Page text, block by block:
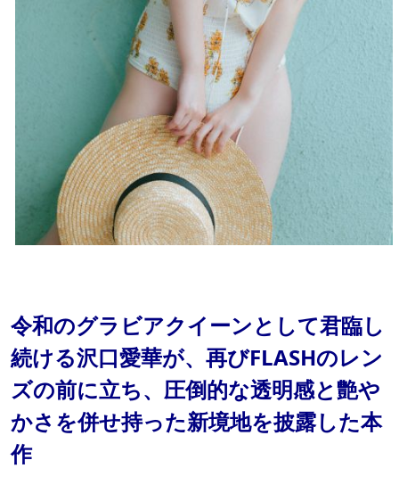
令和のグラビアクイーンとして君臨し
続ける沢口愛華が、再びFLASHのレン
ズの前に立ち、圧倒的な透明感と艶や
かさを併せ持った新境地を披露した本
作